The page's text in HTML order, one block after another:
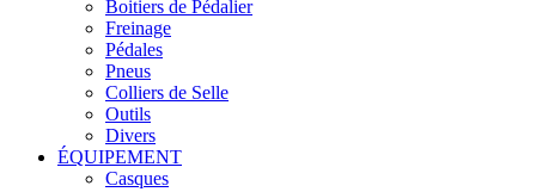
Boitiers de Pédalier
Freinage
Pédales
Pneus
Colliers de Selle
Outils
Divers
ÉQUIPEMENT
Casques